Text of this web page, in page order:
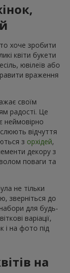
хоче зробити
квіти букети
ювілеїв або
враження
своїм
радості. Це
неймовірно
відчуття
з орхідей,
декору з
поваги та
не тільки
зверніться до
для будь-
варіації,
і на фото під
на